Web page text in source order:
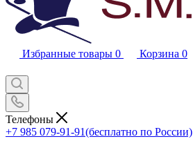
Избранные товары 0 Корзина 0
Телефоны
+7 985 079-91-91(бесплатно по России)